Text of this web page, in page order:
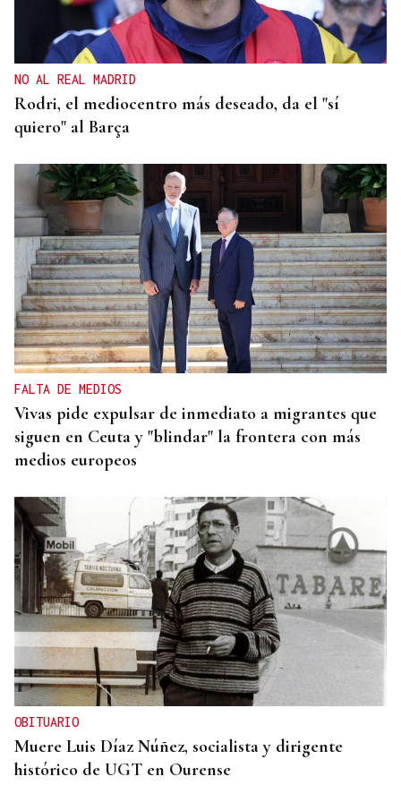
2026 con más beneficios y avanzan una nueva
ofensiva inversora
NO AL REAL MADRID
Rodri, el mediocentro más deseado, da el "sí
quiero" al Barça
FALTA DE MEDIOS
Vivas pide expulsar de inmediato a migrantes que
siguen en Ceuta y "blindar" la frontera con más
medios europeos
OBITUARIO
Muere Luis Díaz Núñez, socialista y dirigente
histórico de UGT en Ourense